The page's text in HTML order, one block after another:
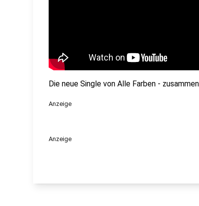
Die neue Single von Alle Farben -
Anzeige
Anzeige